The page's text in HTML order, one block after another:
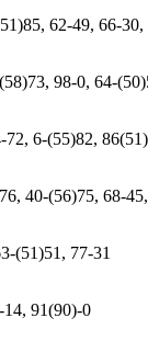
62-49, 66-
98-0, 64-
6-(55)82,
40-(56)75, 68-
(51)51, 77-31
91(90)-0